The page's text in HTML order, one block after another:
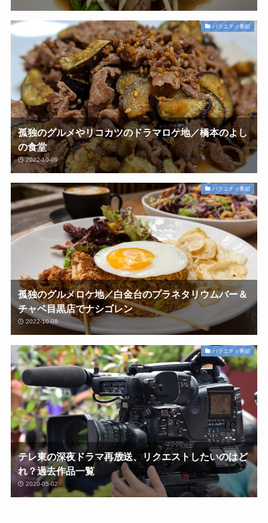
バラエティ番組
孤独のグルメやリコカツのドラマロケ地／橋本のよし
の食堂
2022-10-09
バラエティ番組
孤独のグルメロケ地／白金台のプラネタリウムバー＆
チャベ目黒店でナシゴレン
2022-10-08
バラエティ番組
テレ東の深夜ドラマ再放送、リクエストしたいのはど
れ？過去作品一覧
2020-05-02